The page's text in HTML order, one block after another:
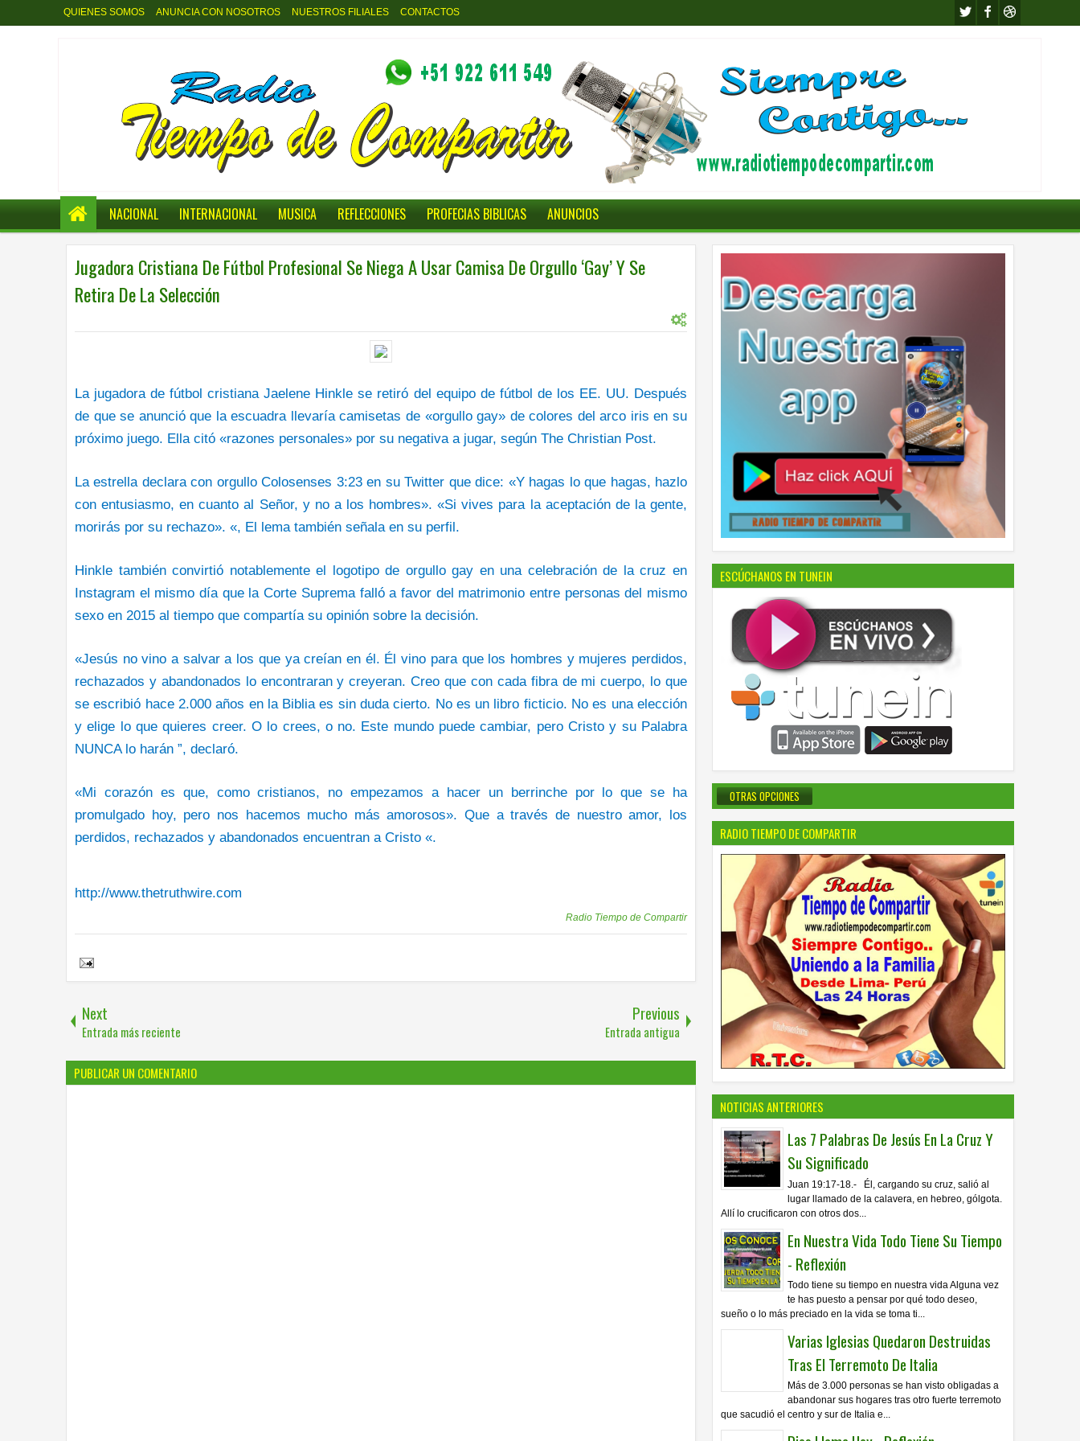
QUIENES SOMOS ANUNCIA CON NOSOTROS NUESTROS FILIALES CONTACTOS
NACIONAL INTERNACIONAL MUSICA REFLECCIONES PROFECIAS BIBLICAS ANUNCIOS
Jugadora Cristiana De Fútbol Profesional Se Niega A Usar Camisa De Orgullo ‘Gay’ Y Se
Retira De La Selección
La jugadora de fútbol cristiana Jaelene Hinkle se retiró del equipo de fútbol de los EE. UU. Después
de que se anunció que la escuadra llevaría camisetas de «orgullo gay» de colores del arco iris en su
próximo juego. Ella citó «razones personales» por su negativa a jugar, según The Christian Post.
La estrella declara con orgullo Colosenses 3:23 en su Twitter que dice: «Y hagas lo que hagas, hazlo
con entusiasmo, en cuanto al Señor, y no a los hombres». «Si vives para la aceptación de la gente,
morirás por su rechazo». «, El lema también señala en su perfil.
Hinkle también convirtió notablemente el logotipo de orgullo gay en una celebración de la cruz en
Instagram el mismo día que la Corte Suprema falló a favor del matrimonio entre personas del mismo
sexo en 2015 al tiempo que compartía su opinión sobre la decisión.
«Jesús no vino a salvar a los que ya creían en él. Él vino para que los hombres y mujeres perdidos,
rechazados y abandonados lo encontraran y creyeran. Creo que con cada fibra de mi cuerpo, lo que
se escribió hace 2.000 años en la Biblia es sin duda cierto. No es un libro ficticio. No es una elección
y elige lo que quieres creer. O lo crees, o no. Este mundo puede cambiar, pero Cristo y su Palabra
NUNCA lo harán ”, declaró.
«Mi corazón es que, como cristianos, no empezamos a hacer un berrinche por lo que se ha
promulgado hoy, pero nos hacemos mucho más amorosos». Que a través de nuestro amor, los
perdidos, rechazados y abandonados encuentran a Cristo «.
http://www.thetruthwire.com
Radio Tiempo de Compartir
Next
Entrada más reciente
Previous
Entrada antigua
PUBLICAR UN COMENTARIO
ESCÚCHANOS EN TUNEIN
OTRAS OPCIONES
RADIO TIEMPO DE COMPARTIR
NOTICIAS ANTERIORES
Las 7 Palabras De Jesús En La Cruz Y
Su Significado
Juan 19:17-18.- Él, cargando su cruz, salió al
lugar llamado de la calavera, en hebreo, gólgota.
Allí lo crucificaron con otros dos...
En Nuestra Vida Todo Tiene Su Tiempo
- Reflexión
Todo tiene su tiempo en nuestra vida Alguna vez
te has puesto a pensar por qué todo deseo,
sueño o lo más preciado en la vida se toma ti...
Varias Iglesias Quedaron Destruidas
Tras El Terremoto De Italia
Más de 3.000 personas se han visto obligadas a
abandonar sus hogares tras otro fuerte terremoto
que sacudió el centro y sur de Italia e...